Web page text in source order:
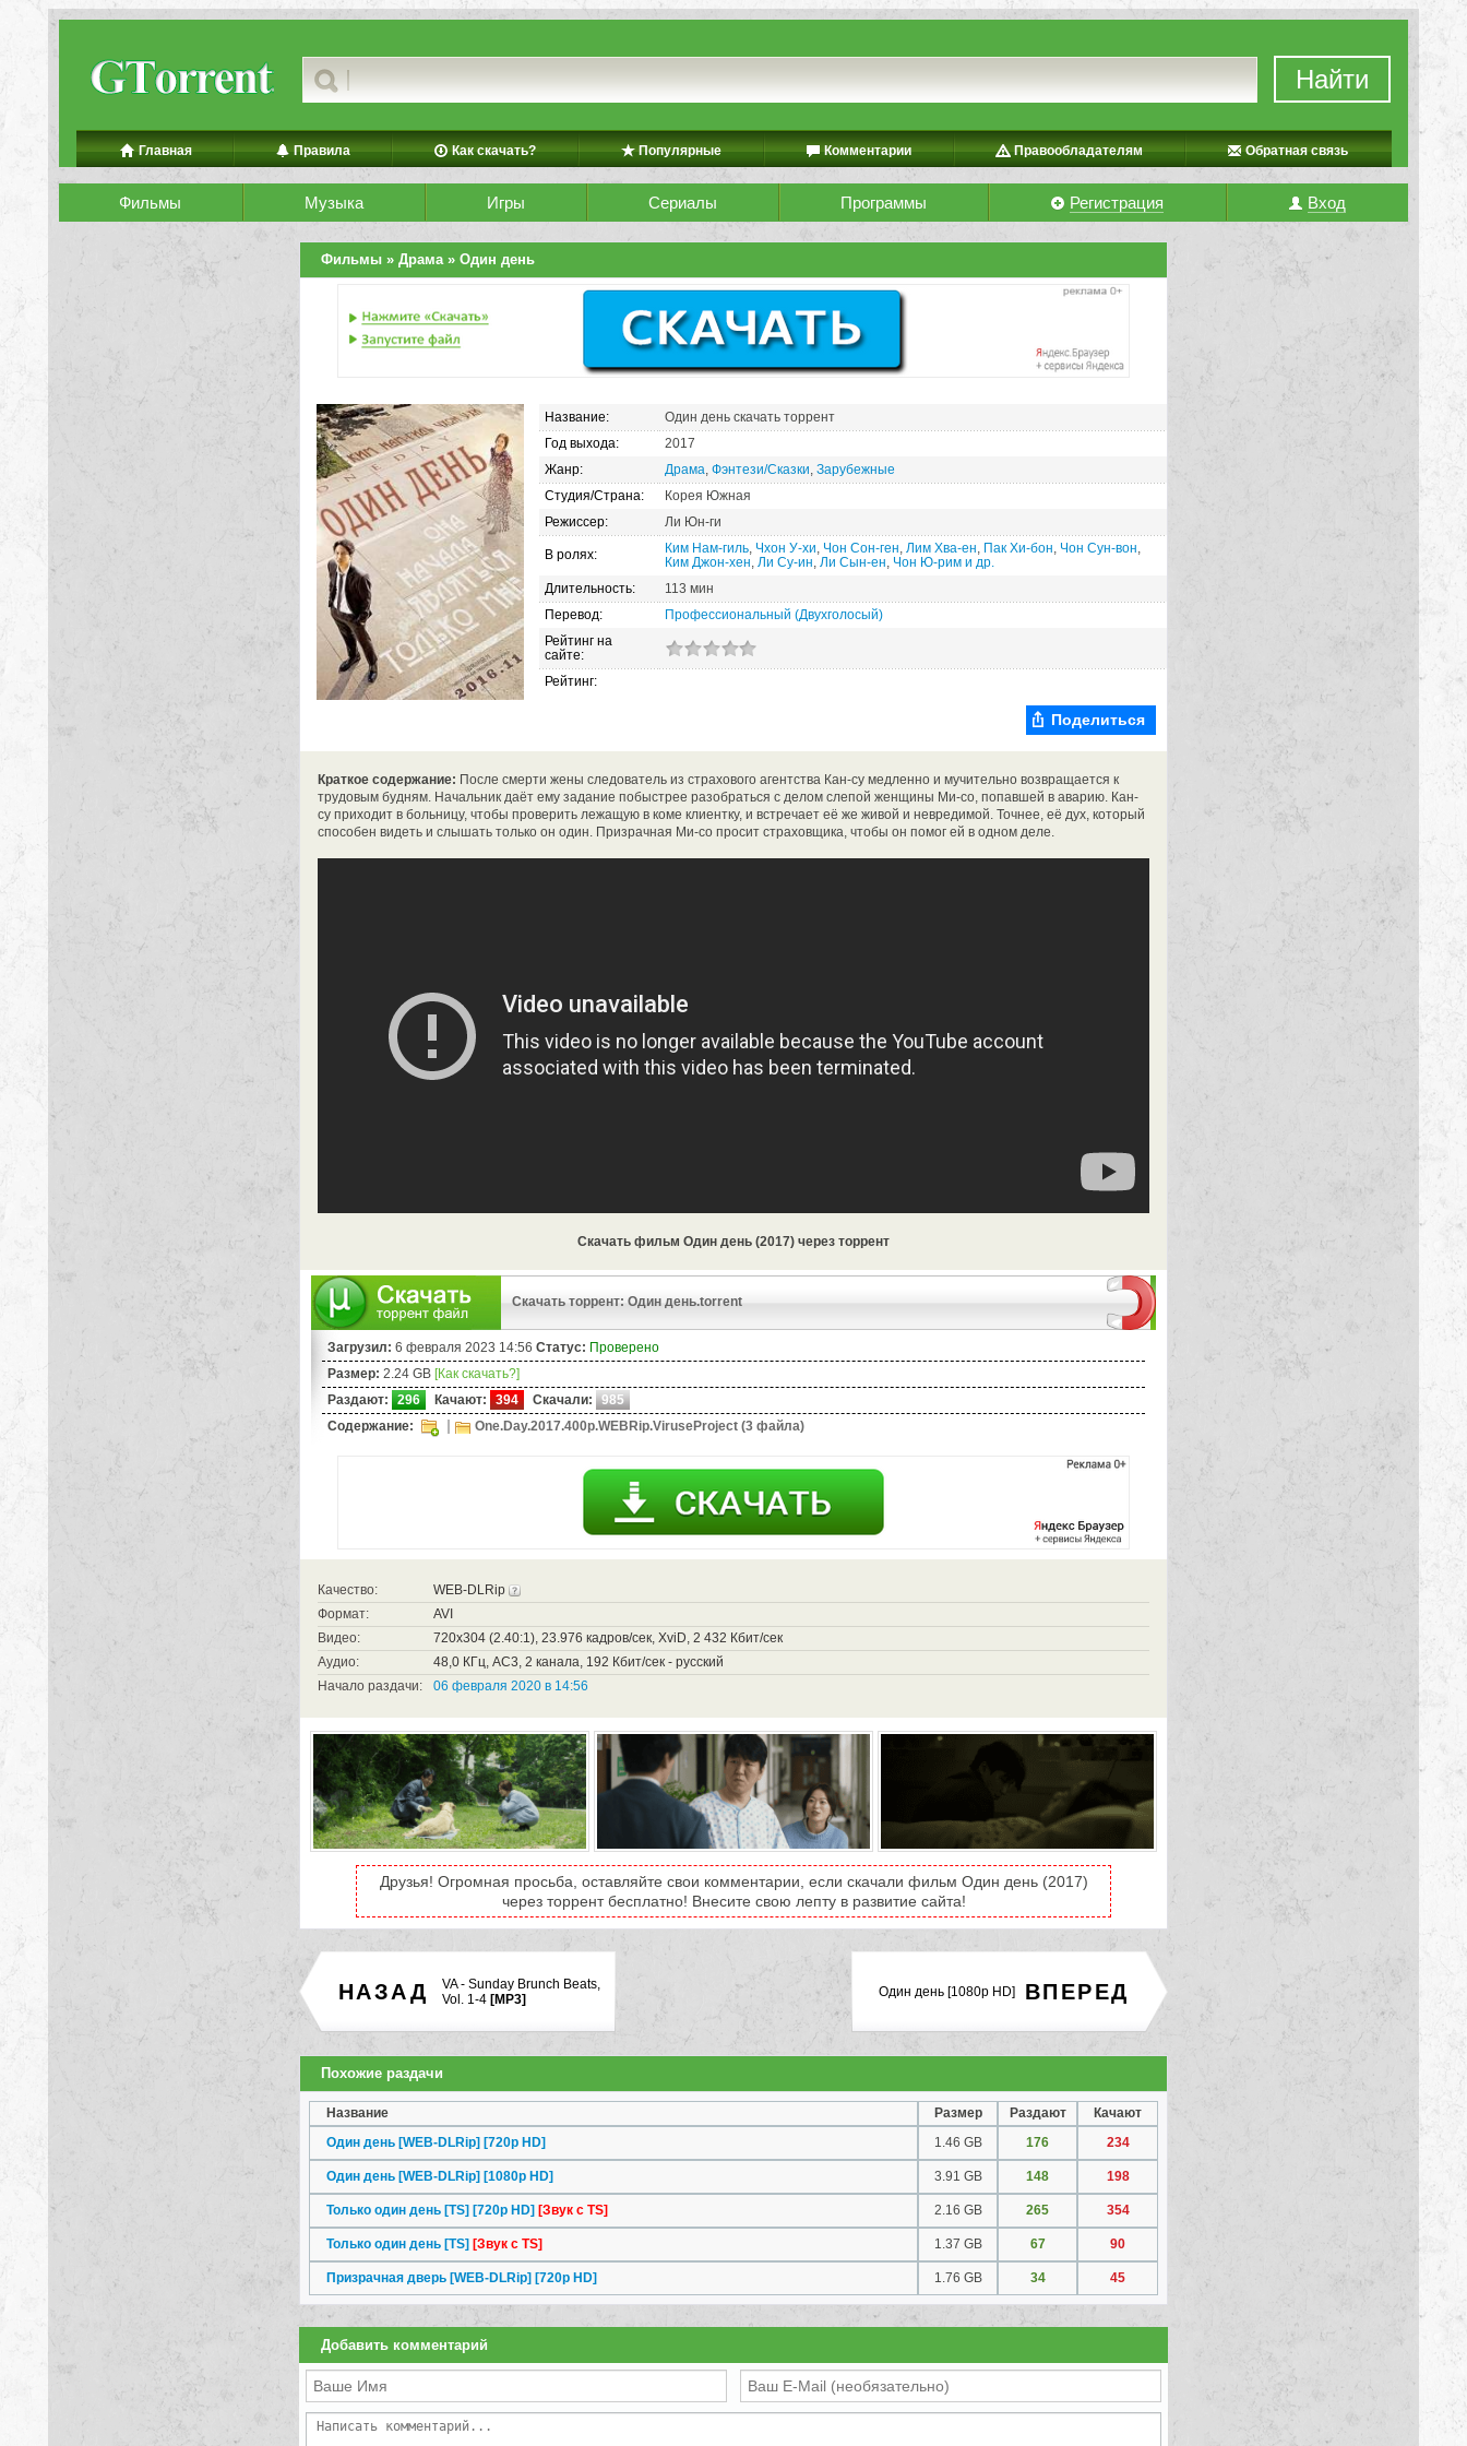
Найти
Главная Правила Как скачать? Популярные Комментарии Правообладателям Обратная связь
Фильмы Музыка Игры Сериалы Программы Регистрация Вход
Фильмы » Драма» Один день
Название:
Один день скачать торрент
Год выхода:
2017
Жанр:
Драма, Фэнтези/Сказки, Зарубежные
Студия/Страна:
Корея Южная
Режиссер:
Ли Юн-ги
В ролях: Ким Нам-гиль, Чхон У-хи, Чон Сон-ген, Лим Хва-ен, Пак Хи-бон, Чон Сун-вон,
Ким Джон-хен, Ли Су-ин, Ли Сын-ен, Чон Ю-рим и др.
Длительность:
113 мин
Перевод:
Профессиональный (Двухголосый)
Рейтинг на
сайте:
Рейтинг:
Поделиться
Краткое содержание: После смерти жены следователь из страхового агентства Кан-су медленно и мучительно возвращается к
трудовым будням. Начальник даёт ему задание побыстрее разобраться с делом слепой женщины Ми-со, попавшей в аварию. Кан-
су приходит в больницу, чтобы проверить лежащую в коме клиентку, и встречает её же живой и невредимой. Точнее, её дух, который
способен видеть и слышать только он один. Призрачная Ми-со просит страховщика, чтобы он помог ей в одном деле.
Скачать фильм Один день (2017) через торрент
Скачать торрент: Один день.torrent
Загрузил: 6 февраля 2023 14:56 Статус: Проверено
Размер: 2.24 GB [Как скачать?]
Раздают:
296 Качают: 394 Скачали:
985
Содержание:
One.Day.2017.400p.WEBRip.ViruseProject (3 файла)
Качество:
WEB-DLRip
Формат:
AVI
Видео:
720x304 (2.40:1), 23.976 кадров/сек, XviD, 2 432 Кбит/сек
Аудио:
48,0 КГц, AC3, 2 канала, 192 Кбит/сек - русский
Начало раздачи:
06 февраля 2020 в 14:56
Друзья! Огромная просьба, оставляйте свои комментарии, если скачали фильм Один день (2017)
через торрент бесплатно! Внесите свою лепту в развитие сайта!
НАЗАД
VA - Sunday Brunch Beats,
Vol. 1-4 [MP3] ВПЕРЕД
Один день [1080p HD]
Похожие раздачи
Название Размер Раздают
Качают
Один день [WEB-DLRip] [720p HD]
1.46 GB 176 234
Один день [WEB-DLRip] [1080p HD] 3.91 GB 148 198
Только один день [TS] [720p HD] [Звук с TS] 2.16 GB 265 354
Только один день [TS] [Звук с TS] 1.37 GB 67 90
Призрачная дверь [WEB-DLRip] [720p HD] 1.76 GB 34 45
Добавить комментарий